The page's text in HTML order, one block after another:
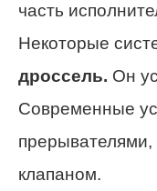
часть
Некоторые
дроссель. Он
Современные
клапаном.